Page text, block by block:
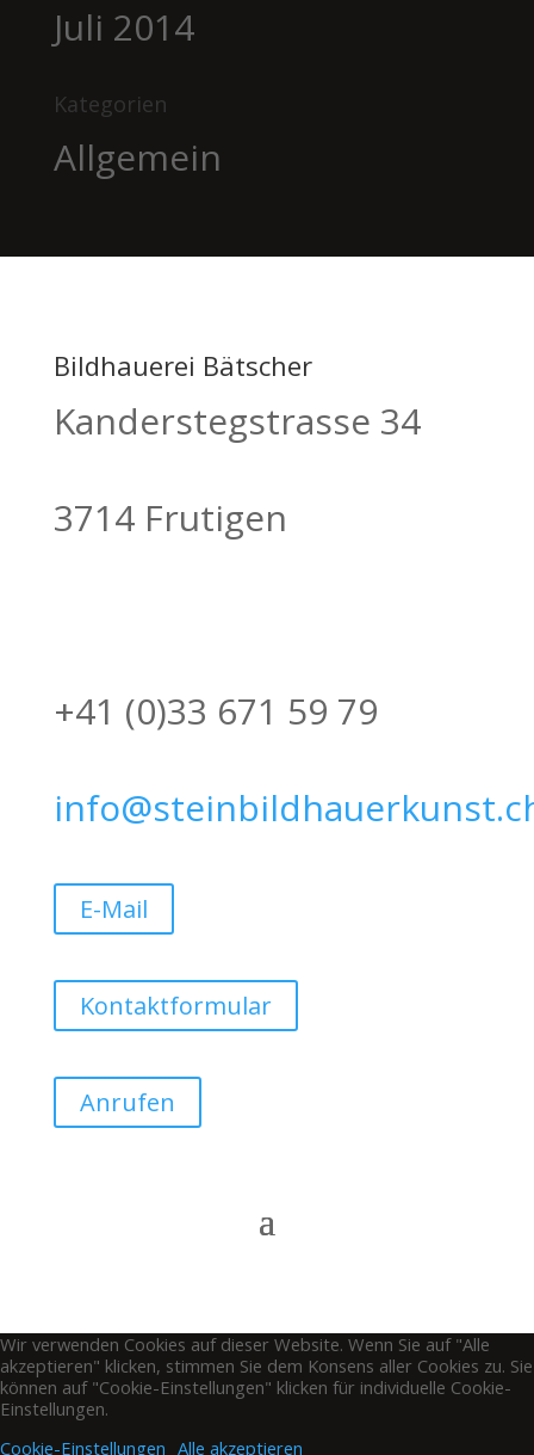
Juli 2014
Kategorien
Allgemein
Bildhauerei Bätscher
Kanderstegstrasse 34
3714 Frutigen
+41 (0)33 671 59 79
E-Mail
Kontaktformular
Anrufen
Wir verwenden Cookies auf dieser Website. Wenn Sie auf "Alle
akzeptieren" klicken, stimmen Sie dem Konsens aller Cookies zu. Sie
können auf "Cookie-Einstellungen" klicken für individuelle Cookie-
Einstellungen.
Cookie-Einstellungen Alle akzeptieren